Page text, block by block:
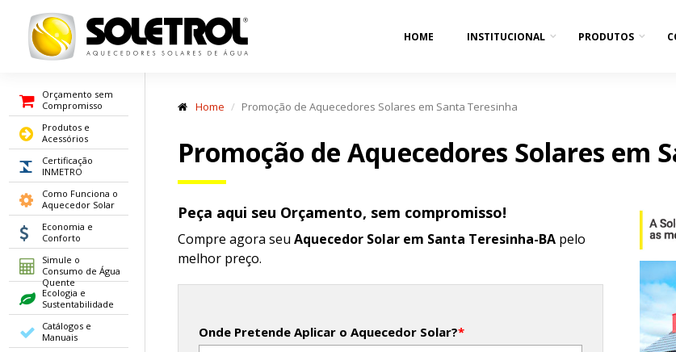
HOME INSTITUCIONAL PRODUTOS
Orçamento sem
Compromisso
Produtos e
Acessórios
Certificação
INMETRO
Como Funciona o
Aquecedor Solar
Economia e
Conforto
Simule o
Consumo de Água
Quente
Ecologia e
Sustentabilidade
Catálogos e
Manuais
Home Promoção de Aquecedores Solares em Santa Teresinha
Promoção de Aquecedores Solares em
Peça aqui seu Orçamento, sem compromisso!
Compre agora seu Aquecedor Solar em Santa Teresinha-BA pelo
melhor preço.
Onde Pretende Aplicar o Aquecedor Solar?*